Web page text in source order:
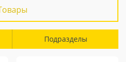
Подразделы